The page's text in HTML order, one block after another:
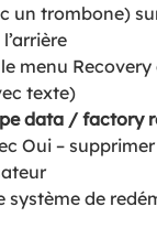
un trombone)
menu
texte)
data / factory
Oui –
système de